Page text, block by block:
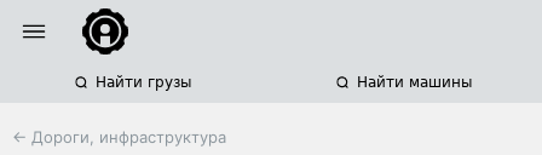
Найти грузы Найти машины
← Дороги, инфраструктура